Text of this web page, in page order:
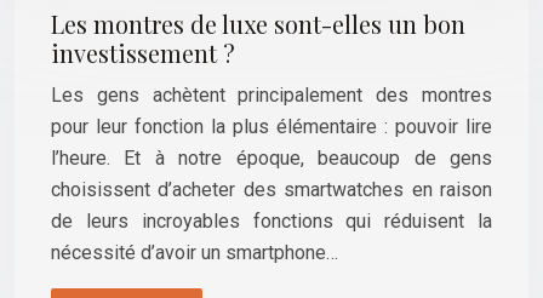
Les montres de luxe sont-elles un bon
investissement ?
Les gens achètent principalement des montres
pour leur fonction la plus élémentaire : pouvoir lire
l’heure. Et à notre époque, beaucoup de gens
choisissent d’acheter des smartwatches en raison
de leurs incroyables fonctions qui réduisent la
nécessité d’avoir un smartphone…